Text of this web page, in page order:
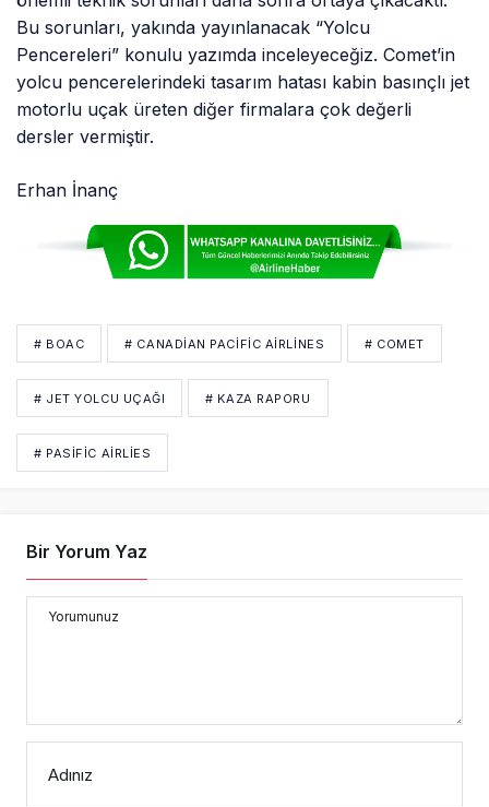
Bu sorunları, yakında yayınlanacak “Yolcu
Pencereleri” konulu yazımda inceleyeceğiz. Comet’in
yolcu pencerelerindeki tasarım hatası kabin basınçlı jet
motorlu uçak üreten diğer firmalara çok değerli
dersler vermiştir.
Erhan İnanç
# BOAC # CANADIAN PACIFIC AIRLINES # COMET
# JET YOLCU UÇAĞI # KAZA RAPORU
# PASIFIC AIRLIES
Bir Yorum Yaz
Yorumunuz
Adınız